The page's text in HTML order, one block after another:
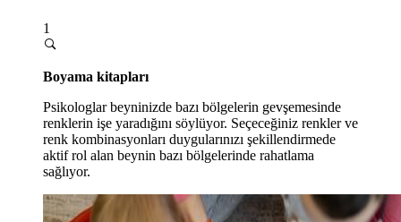
1
Boyama kitapları
Psikologlar beyninizde bazı bölgelerin gevşemesinde
renklerin işe yaradığını söylüyor. Seçeceğiniz renkler ve
renk kombinasyonları duygularınızı şekillendirmede
aktif rol alan beynin bazı bölgelerinde rahatlama
sağlıyor.